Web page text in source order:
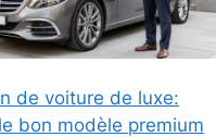
de voiture de luxe:
bon modèle premium